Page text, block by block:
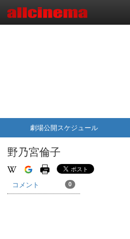
劇場公開スケジュール
野乃宮倫子
コメント 0